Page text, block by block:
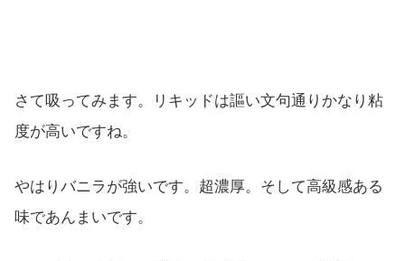
さて吸ってみます。リキッドは謳い文句通りかなり粘
度が高いですね。
やはりバニラが強いです。超濃厚。そして高級感ある
味であんまいです。